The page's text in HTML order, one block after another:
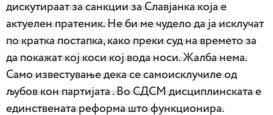
дискутираат за санкции за Славјанка која е
актуелен пратеник. Не би ме чудело да ја исклучат
по кратка постапка, како преки суд на времето за
да покажат кој коси кој вода носи. Жалба нема.
Само известување дека се самоисклучиле од
љубов кон партијата . Во СДСМ дисциплинската е
единствената реформа што функционира.